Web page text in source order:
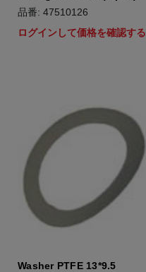
品番: 47510126
ログインして価格を確認する
Washer PTFE 13*9.5